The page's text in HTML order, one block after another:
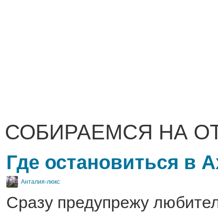
СОБИРАЕМСЯ НА
Где остановиться в
Анталия-люкс
Сразу предупрежу